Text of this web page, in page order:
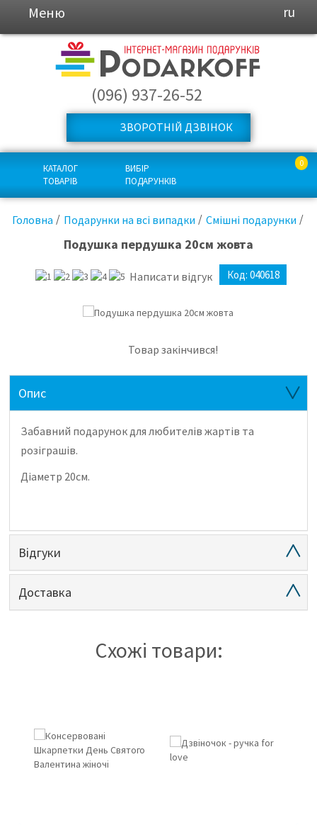
Меню ru
(096) 937-26-52
ЗВОРОТНІЙ ДЗВІНОК
КАТАЛОГ
ТОВАРІВ
ВИБІР
ПОДАРУНКІВ
0
Головна Подарунки на всі випадки Смішні подарунки
Подушка пердушка 20см жовта
Написати відгук Код: 040618
Товар закінчився!
Опис
Забавний подарунок для любителів жартів та
розіграшів.
Діаметр 20см.
Відгуки
Доставка
Схожі товари: